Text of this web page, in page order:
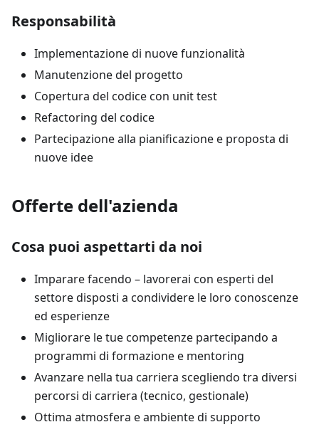
Responsabilità
Implementazione di nuove funzionalità
Manutenzione del progetto
Copertura del codice con unit test
Refactoring del codice
Partecipazione alla pianificazione e proposta di
nuove idee
Offerte dell'azienda
Cosa puoi aspettarti da noi
Imparare facendo – lavorerai con esperti del
settore disposti a condividere le loro conoscenze
ed esperienze
Migliorare le tue competenze partecipando a
programmi di formazione e mentoring
Avanzare nella tua carriera scegliendo tra diversi
percorsi di carriera (tecnico, gestionale)
Ottima atmosfera e ambiente di supporto